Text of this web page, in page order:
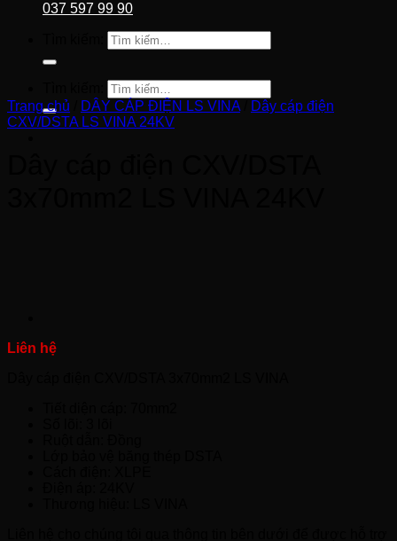
037 597 99 90
Trang chủ
DÂY CÁP ĐIỆN LS VINA
Dây cáp điện
CXV/DSTA LS VINA 24KV